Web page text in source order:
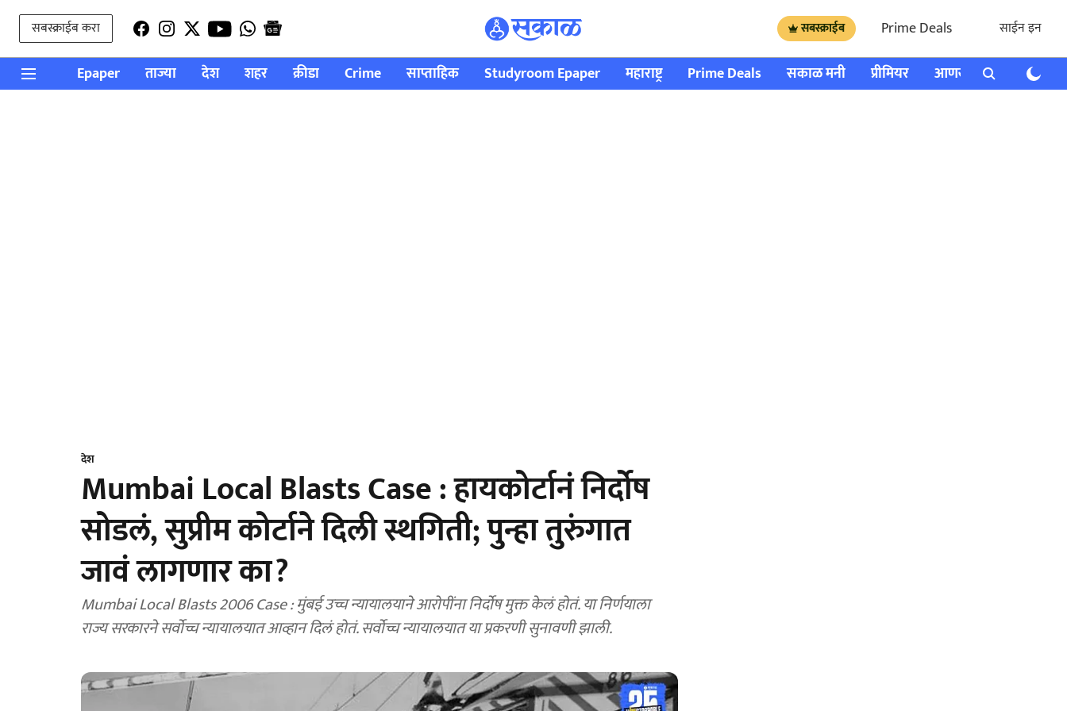
सबस्क्राईब करा सबस्क्राईब Prime Deals साईन इन
Epaper ताज्या देश शहर क्रीडा Crime साप्ताहिक Studyroom Epaper महाराष्ट्र Prime Deals सकाळ मनी प्रीमियर आणखी राशी भविष्य
देश
Mumbai Local Blasts Case : हायकोर्टानं निर्दोष
सोडलं, सुप्रीम कोर्टाने दिली स्थगिती; पुन्हा तुरुंगात
जावं लागणार का?
Mumbai Local Blasts 2006 Case : मुंबई उच्च न्यायालयाने आरोपींना निर्दोष मुक्त केलं होतं. या निर्णयाला
राज्य सरकारने सर्वोच्च न्यायालयात आव्हान दिलं होतं. सर्वोच्च न्यायालयात या प्रकरणी सुनावणी झाली.